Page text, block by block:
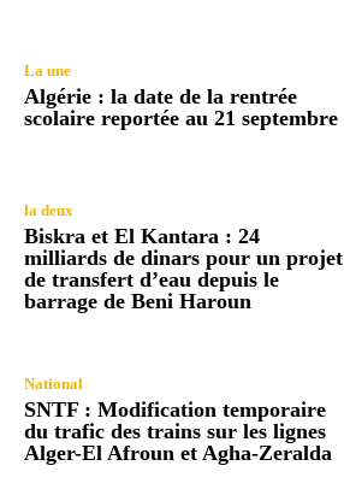
La une
Algérie : la date de la rentrée
scolaire reportée au 21 septembre
la deux
Biskra et El Kantara : 24
milliards de dinars pour un projet
de transfert d’eau depuis le
barrage de Beni Haroun
National
SNTF : Modification temporaire
du trafic des trains sur les lignes
Alger-El Afroun et Agha-Zeralda